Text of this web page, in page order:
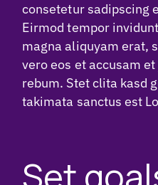
consetetur sadipscing
Eirmod tempor
magna aliquyam erat,
vero eos et accusam
rebum. Stet clita kasd
takimata sanctus est